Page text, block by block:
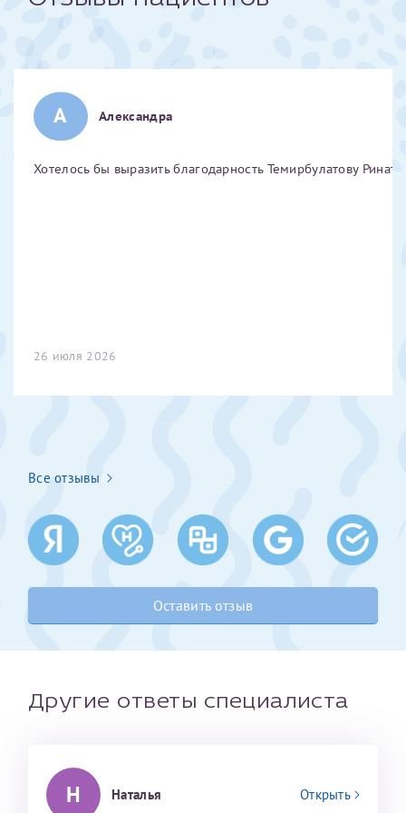
А Александра
Хотелось бы выразить благодарность Темирбулатову
26 июля 2026
Все отзывы
Оставить отзыв
Александра
Другие ответы специалиста
Н Наталья Открыть
Получение справки
Лично в кассе центра
Прислать на эл. почту
Направить справку сразу в ИФНС
скан 2-3 страниц паспорта пациента и